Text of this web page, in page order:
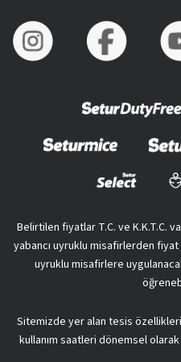
Belirtilen fiyatlar T.C. ve K.K.T.C.
yabancı uyruklu misafirlerden
uyruklu misafirlere
Sitemizde yer alan tesis
kullanım saatleri dönemsel